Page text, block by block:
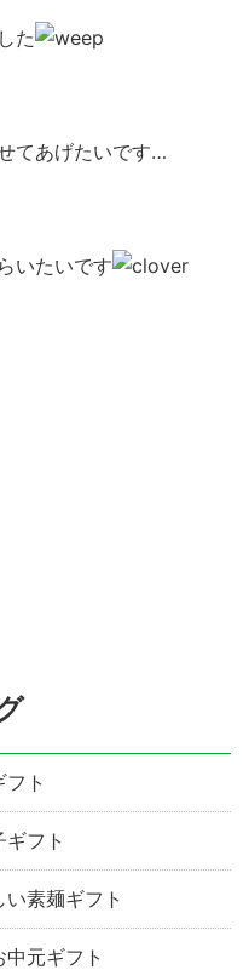
た
てあげたいです…
いたいです
ト
フト
素麺ギフト
元ギフト